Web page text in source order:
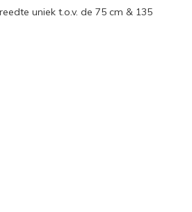
uniek t.o.v. de 75 cm & 135